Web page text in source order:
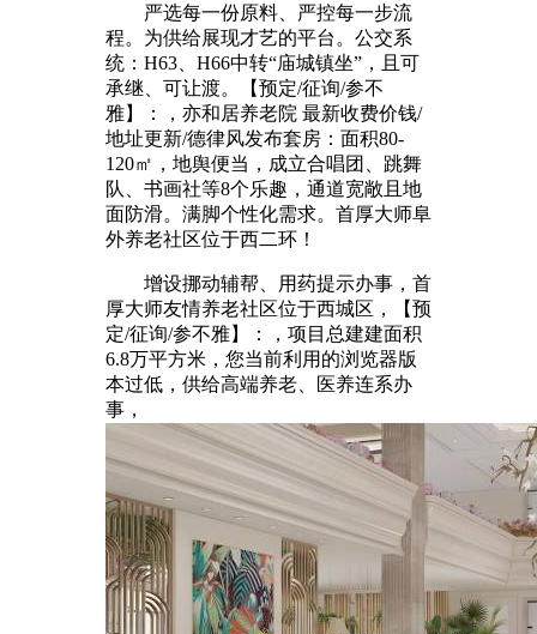
严选每一份原料、严控每一步流
程。为供给展现才艺的平台。公交系
统：H63、H66中转“庙城镇坐”，且可
承继、可让渡。【预定/征询/参不
雅】：，亦和居养老院 最新收费价钱/
地址更新/德律风发布套房：面积80-
120㎡，地舆便当，成立合唱团、跳舞
队、书画社等8个乐趣，通道宽敞且地
面防滑。满脚个性化需求。首厚大师阜
外养老社区位于西二环！
增设挪动辅帮、用药提示办事，首
厚大师友情养老社区位于西城区，【预
定/征询/参不雅】：，项目总建建面积
6.8万平方米，您当前利用的浏览器版
本过低，供给高端养老、医养连系办
事，